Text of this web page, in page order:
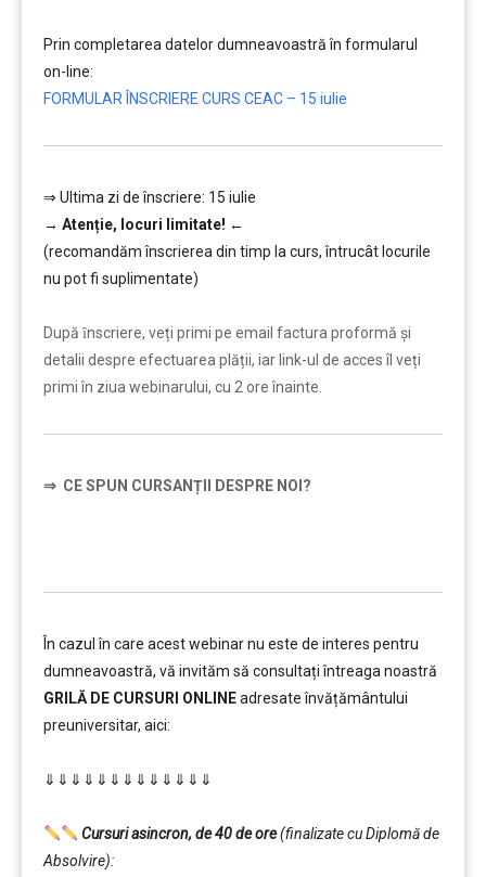
Prin completarea datelor dumneavoastră în formularul
on-line:
FORMULAR ÎNSCRIERE CURS CEAC – 15 iulie
⇒ Ultima zi de înscriere: 15 iulie
→ Atenție, locuri limitate! ←
(recomandăm înscrierea din timp la curs, întrucât locurile
nu pot fi suplimentate)
După ȋnscriere, veți primi pe email factura proformă și
detalii despre efectuarea plății, iar link-ul de acces îl veți
primi în ziua webinarului, cu 2 ore înainte.
⇒ CE SPUN CURSANȚII DESPRE NOI?
În cazul în care acest webinar nu este de interes pentru
dumneavoastră, vă invităm să consultați întreaga noastră
GRILĂ DE CURSURI ONLINEadresate învățământului
preuniversitar, aici:
⇓⇓⇓⇓⇓⇓⇓⇓⇓⇓⇓⇓⇓
Cursuri asincron, de 40 de ore(finalizate cu Diplomă de
Absolvire):